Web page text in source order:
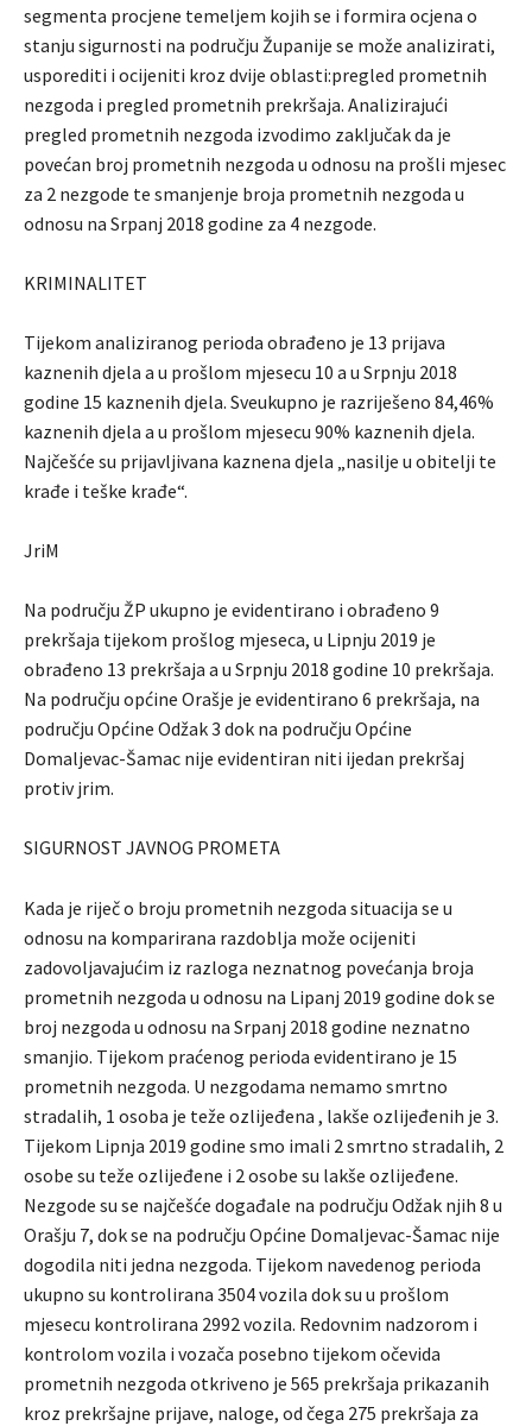
segmenta procjene temeljem kojih se i formira ocjena o
stanju sigurnosti na području Županije se može analizirati,
usporediti i ocijeniti kroz dvije oblasti:pregled prometnih
nezgoda i pregled prometnih prekršaja. Analizirajući
pregled prometnih nezgoda izvodimo zaključak da je
povećan broj prometnih nezgoda u odnosu na prošli mjesec
za 2 nezgode te smanjenje broja prometnih nezgoda u
odnosu na Srpanj 2018 godine za 4 nezgode.
KRIMINALITET
Tijekom analiziranog perioda obrađeno je 13 prijava
kaznenih djela a u prošlom mjesecu 10 a u Srpnju 2018
godine 15 kaznenih djela. Sveukupno je razriješeno 84,46%
kaznenih djela a u prošlom mjesecu 90% kaznenih djela.
Najčešće su prijavljivana kaznena djela „nasilje u obitelji te
krađe i teške krađe“.
JriM
Na području ŽP ukupno je evidentirano i obrađeno 9
prekršaja tijekom prošlog mjeseca, u Lipnju 2019 je
obrađeno 13 prekršaja a u Srpnju 2018 godine 10 prekršaja.
Na području općine Orašje je evidentirano 6 prekršaja, na
području Općine Odžak 3 dok na području Općine
Domaljevac-Šamac nije evidentiran niti ijedan prekršaj
protiv jrim.
SIGURNOST JAVNOG PROMETA
Kada je riječ o broju prometnih nezgoda situacija se u
odnosu na komparirana razdoblja može ocijeniti
zadovoljavajućim iz razloga neznatnog povećanja broja
prometnih nezgoda u odnosu na Lipanj 2019 godine dok se
broj nezgoda u odnosu na Srpanj 2018 godine neznatno
smanjio. Tijekom praćenog perioda evidentirano je 15
prometnih nezgoda. U nezgodama nemamo smrtno
stradalih, 1 osoba je teže ozlijeđena , lakše ozlijeđenih je 3.
Tijekom Lipnja 2019 godine smo imali 2 smrtno stradalih, 2
osobe su teže ozlijeđene i 2 osobe su lakše ozlijeđene.
Nezgode su se najčešće događale na području Odžak njih 8 u
Orašju 7, dok se na području Općine Domaljevac-Šamac nije
dogodila niti jedna nezgoda. Tijekom navedenog perioda
ukupno su kontrolirana 3504 vozila dok su u prošlom
mjesecu kontrolirana 2992 vozila. Redovnim nadzorom i
kontrolom vozila i vozača posebno tijekom očevida
prometnih nezgoda otkriveno je 565 prekršaja prikazanih
kroz prekršajne prijave, naloge, od čega 275 prekršaja za